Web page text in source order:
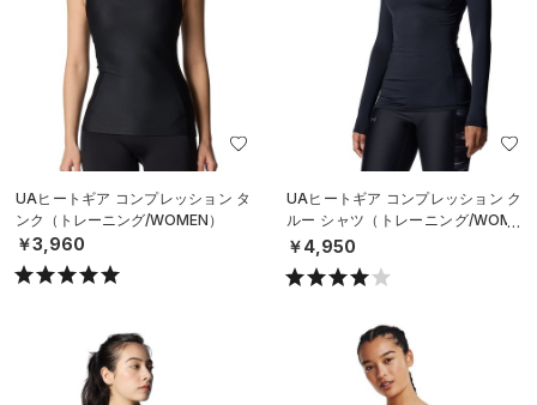
UAヒートギア コンプレッション タ
ンク（トレーニング/WOMEN）
￥3,960
UAヒートギア コンプレッション ク
ルー シャツ（トレーニング/WOME
N）
￥4,950